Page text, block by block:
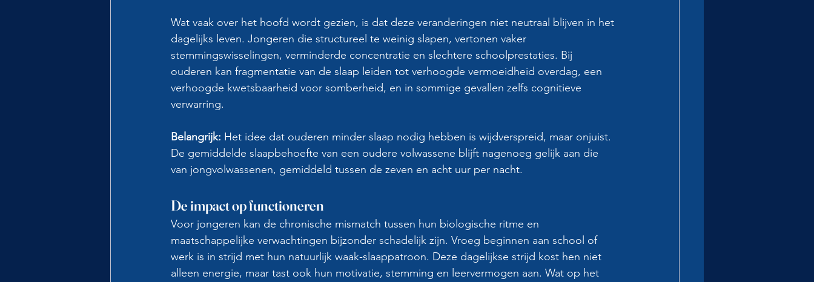
Wat vaak over het hoofd wordt gezien, is dat deze veranderingen niet neutraal blijven in het
dagelijks leven. Jongeren die structureel te weinig slapen, vertonen vaker
stemmingswisselingen, verminderde concentratie en slechtere schoolprestaties. Bij
ouderen kan fragmentatie van de slaap leiden tot verhoogde vermoeidheid overdag, een
verhoogde kwetsbaarheid voor somberheid, en in sommige gevallen zelfs cognitieve
verwarring.
Belangrijk: Het idee dat ouderen minder slaap nodig hebben is wijdverspreid, maar onjuist.
De gemiddelde slaapbehoefte van een oudere volwassene blijft nagenoeg gelijk aan die
van jongvolwassenen, gemiddeld tussen de zeven en acht uur per nacht.
De impact op functioneren
Voor jongeren kan de chronische mismatch tussen hun biologische ritme en
maatschappelijke verwachtingen bijzonder schadelijk zijn. Vroeg beginnen aan school of
werk is in strijd met hun natuurlijk waak-slaappatroon. Deze dagelijkse strijd kost hen niet
alleen energie, maar tast ook hun motivatie, stemming en leervermogen aan. Wat op het